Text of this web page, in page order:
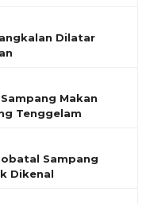
Dilatar
Makan
Tenggelam
Sampang
Dikenal